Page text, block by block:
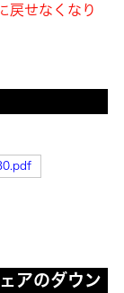
戻せなくなり
アのダウン